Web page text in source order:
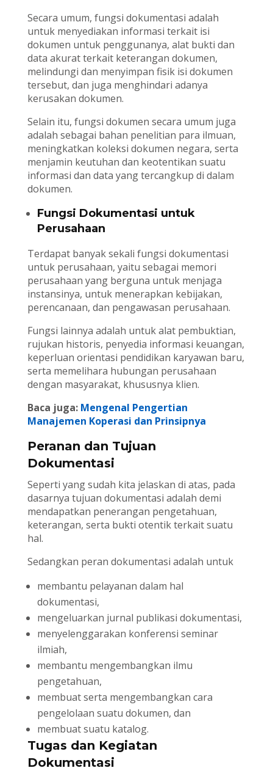
Secara umum, fungsi dokumentasi adalah
untuk menyediakan informasi terkait isi
dokumen untuk penggunanya, alat bukti dan
data akurat terkait keterangan dokumen,
melindungi dan menyimpan fisik isi dokumen
tersebut, dan juga menghindari adanya
kerusakan dokumen.
Selain itu, fungsi dokumen secara umum juga
adalah sebagai bahan penelitian para ilmuan,
meningkatkan koleksi dokumen negara, serta
menjamin keutuhan dan keotentikan suatu
informasi dan data yang tercangkup di dalam
dokumen.
Fungsi Dokumentasi untuk
Perusahaan
Terdapat banyak sekali fungsi dokumentasi
untuk perusahaan, yaitu sebagai memori
perusahaan yang berguna untuk menjaga
instansinya, untuk menerapkan kebijakan,
perencanaan, dan pengawasan perusahaan.
Fungsi lainnya adalah untuk alat pembuktian,
rujukan historis, penyedia informasi keuangan,
keperluan orientasi pendidikan karyawan baru,
serta memelihara hubungan perusahaan
dengan masyarakat, khususnya klien.
Baca juga: Mengenal Pengertian
Manajemen Koperasi dan Prinsipnya
Peranan dan Tujuan
Dokumentasi
Seperti yang sudah kita jelaskan di atas, pada
dasarnya tujuan dokumentasi adalah demi
mendapatkan penerangan pengetahuan,
keterangan, serta bukti otentik terkait suatu
hal.
Sedangkan peran dokumentasi adalah untuk
membantu pelayanan dalam hal
dokumentasi,
mengeluarkan jurnal publikasi dokumentasi,
menyelenggarakan konferensi seminar
ilmiah,
membantu mengembangkan ilmu
pengetahuan,
membuat serta mengembangkan cara
pengelolaan suatu dokumen, dan
membuat suatu katalog.
Tugas dan Kegiatan
Dokumentasi